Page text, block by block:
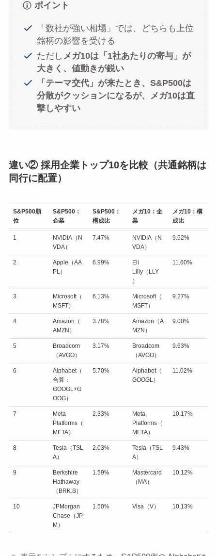
ポイント
「数社が強い相場」では、どちらも上位
銘柄の影響を受ける
ただし メガ10は「1社あたりの寄与」が
大きく、値動きが鋭い
「テーマ交代」が来たとき、S&P500は
分散がクッションになるが、メガ10は直
撃しやすい
違い② 採用企業トップ10を比較（共通銘柄は
同行に配置）
S&P500順
位
S&P500：
企業
S&P500：
構成比
メガ10：企
業
メガ10：構
成比
1
NVIDIA（N
VDA）
7.47%
NVIDIA（N
VDA）
9.62%
2
Apple（AA
PL）
6.99%
Eli
Lilly（LLY
）
11.60%
3
Microsoft（
MSFT）
6.13%
Microsoft（
MSFT）
9.27%
4
Amazon（
AMZN）
3.78%
Amazon（A
MZN）
9.00%
5
Broadcom
（AVGO）
3.17%
Broadcom
（AVGO）
9.63%
6
Alphabet（
合算：
GOOGL+G
OOG）
5.70%
Alphabet（
GOOGL）
11.02%
7
Meta
Platforms（
META）
2.33%
Meta
Platforms（
META）
10.17%
8
Tesla（TSL
A）
2.03%
Tesla（TSL
A）
9.43%
9
Berkshire
Hathaway
（BRK.B）
1.59%
Mastercard
（MA）
10.12%
10
JPMorgan
Chase（JP
M）
1.50% Visa（V） 10.13%